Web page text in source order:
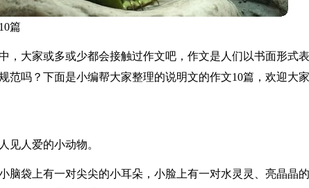
篇
，大家或多或少都会接触过作文吧，作文是人们以书面形式
范吗？下面是小编帮大家整理的说明文的作文10篇，欢迎大家
见人爱的小动物。
脑袋上有一对尖尖的小耳朵，小脸上有一对水灵灵、亮晶晶